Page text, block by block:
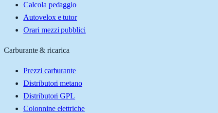
Calcola pedaggio
Autovelox e tutor
Orari mezzi pubblici
Carburante & ricarica
Prezzi carburante
Distributori metano
Distributori GPL
Colonnine elettriche